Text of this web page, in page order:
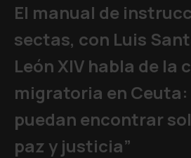
El manual de
sectas, con Luis
León XIV habla de la
migratoria en Ceuta:
puedan encontrar
paz y justicia”